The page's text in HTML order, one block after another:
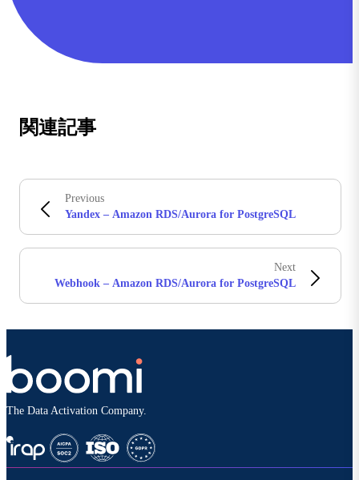
関連記事
Previous
Yandex – Amazon RDS/Aurora for PostgreSQL
Next
Webhook – Amazon RDS/Aurora for PostgreSQL
The Data Activation Company.